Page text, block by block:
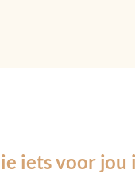
iets voor jou